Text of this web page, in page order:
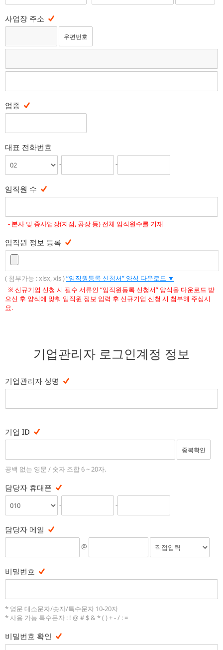
사업장 주소
업종
대표 전화번호
- -
임직원 수
- 본사 및 종사업장(지점, 공장 등) 전체 임직원수를 기재
임직원 정보 등록
( 첨부가능 : xlsx, xls )”임직원등록 신청서” 양식 다운로드 ▼
※ 신규기업 신청 시 필수 서류인 “임직원등록 신청서” 양식을 다운로드 받
으신 후 양식에 맞춰 임직원 정보 입력 후 신규기업 신청 시 첨부해 주십시
요.
기업관리자 로그인계정 정보
기업관리자 성명
기업 ID
중복확인
공백 없는 영문 / 숫자 조합 6 ~ 20자.
담당자 휴대폰
- -
담당자 메일
@
비밀번호
* 영문 대소문자/숫자/특수문자 10-20자
* 사용 가능 특수문자 : ! @ # $ & * ( ) + - / : =
비밀번호 확인